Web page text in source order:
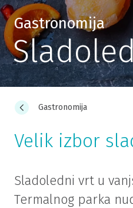
Gastronomija
Gastronomija
Velik izbor
Sladoledni vrt u
Termalnog parka